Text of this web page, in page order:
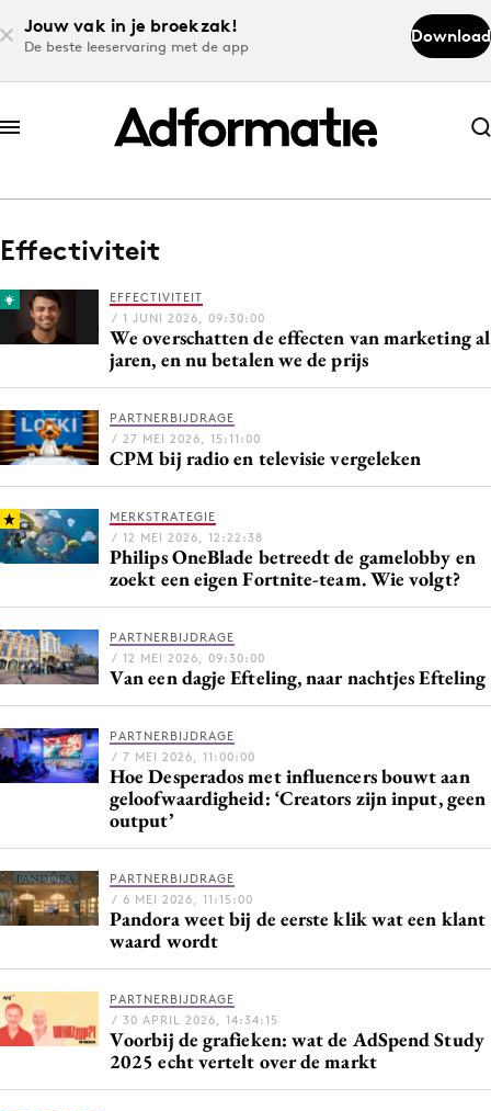
Jouw vak in je broekzak!
De beste leeservaring met de app
Download
Abonneer nu
Abonneer nu
Log in
Download de app
Volg het laatste nieuws via de Adformatie
9 sept: GenAI-training
12 nov: MarketingLive!
Events
Opleidingen
Academy
Partners
Topics
Artificial Intelligence
Bureaus
Campagnes
Effectiviteit
EFFECTIVITEIT
/ 1 JUNI 2026, 09:30:00
We overschatten de effecten van marketing al
jaren, en nu betalen we de prijs
PARTNERBIJDRAGE
/ 27 MEI 2026, 15:11:00
CPM bij radio en televisie vergeleken
MERKSTRATEGIE
/ 12 MEI 2026, 12:22:38
Philips OneBlade betreedt de gamelobby en
zoekt een eigen Fortnite-team. Wie volgt?
PARTNERBIJDRAGE
/ 12 MEI 2026, 09:30:00
Van een dagje Efteling, naar nachtjes Efteling
PARTNERBIJDRAGE
/ 7 MEI 2026, 11:00:00
Hoe Desperados met influencers bouwt aan
geloofwaardigheid: ‘Creators zijn input, geen
output’
PARTNERBIJDRAGE
/ 6 MEI 2026, 11:15:00
Pandora weet bij de eerste klik wat een klant
waard wordt
PARTNERBIJDRAGE
/ 30 APRIL 2026, 14:34:15
Voorbij de grafieken: wat de AdSpend Study
2025 echt vertelt over de markt